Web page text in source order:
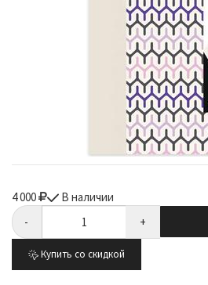
4 000
В наличии
-
+
Купить со скидкой